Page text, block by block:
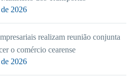
2026
realizam reunião conjunta
o comércio cearense
2026